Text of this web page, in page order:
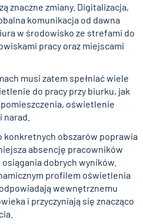
znaczne zmiany. Digitalizacja,
komunikacja od dawna
w środowisko ze strefami do
pracy oraz miejscami
musi zatem spełniać wiele
do pracy przy biurku, jak
oświetlenie
obszarów poprawia
absencję pracowników
dobrych wyników.
profilem oświetlenia
wewnętrznemu
i przyczyniają się znacząco